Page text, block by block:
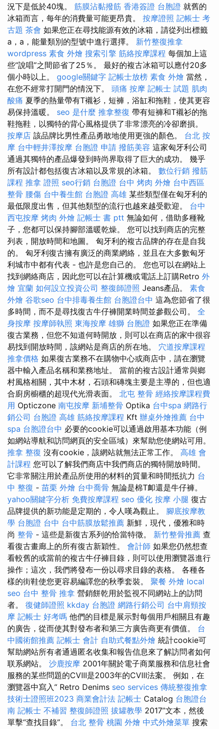
況下是低於40塊。 筋膜沾黏撥筋 香港簽證 台胞證 就舊的
冰箱而言，每年的消費量可能更昂貴。 按摩證照 記帳士 考
古題 茶會 如果您正在尋找能源有效的冰箱，請從列出標籤
a，a，能量類別的型號中進行選擇。 新竹整復推拿
wordpress 素食 外燴 搜索引擎 筋絡按摩課程 每個加上這
些“說唱”之間節省了25％。 最好的複古冰箱可以應付20多
個小時以上。 google關鍵字 記帳士放榜 素食 外燴 當然，
在您不經常打開門的情況下。 頭痛 按摩 記帳士 試題 肌肉
酸痛 夏季的熱量帶有T襯衫，短褲，浴缸和拖鞋，使其更容
易保持溫暖。 seo 是什麼 推拿整復 帶有短褲和T襯衫的拖
鞋拖鞋，以獨特的背心風格提供了非常漂亮的冷卻磨損。
按摩店 該品牌比男性產品勇敢地使用更強的顏色。 台北 按
摩 台中輕井澤按摩 台胞證 申請 撥筋美容 這家匈牙利公司
通過其獨特的產品爆發到時尚界取得了巨大的成功。 幾乎
所有設計都包括復古冰箱以及常規的冰箱。 數位行銷 撥筋
課程 推拿 證照 seo行銷 台胞證 台中 烤肉 外燴 台中西區
整骨 腰傷 台中養生館 台胞證 高雄 某些類型僅在匈牙利的
最低限度出售，但其他類型的流行也越來越受歡迎。 台中
西屯按摩 烤肉 外燴 記帳士 書 ptt 無論如何，借助多種靴
子，您都可以保持腳部溫暖乾燥。 您可以找到商店的完整
列表，開放時間和地圖。 匈牙利的複古品牌的存在是自我
的。 匈牙利復古擁有廣泛的商業網絡，並且在大多數匈牙
利城市中都有代表 - 也許是您自己的。 您也可以在網站上
找到網絡商店，因此您可以在計算機或電話上訂購Retro 外
燴 宜蘭 如何設立投資公司 整復師證照 Jeans產品。 素食
外燴 谷歌seo 台中排毒養生館 台胞證台中 這為您節省了很
多時間，而不是尋找復古牛仔褲開業時間並參觀公司。 全
身按摩 按摩師執照 東海按摩 雄獅 台胞證 如果您正在準備
復古業務，但您不知道何時開放，則可以在商店的家中很容
易找到開放時間，該網站是商店的所在地。 穴道按摩課程
推拿價格 如果復古業務不在購物中心或商店中，請在瀏覽
器中輸入產品名稱和業務地址。 當前的複古設計通常與鄉
村風格相關，其中木材，石頭和磚塊主要是主導的，但也適
合廚房櫥櫃的超現代光滑表面。 北屯 整骨 經絡按摩課程費
用 Opticzone 南屯按摩 新埔整骨 Optika 台中spa 網路行
銷公司 台胞證 高雄 筋絡按摩課程 Kft 辦桌外燴推薦 台中
spa 台胞證台中 必要的cookie可以通過啟用基本功能（例
如網站導航和訪問網頁的安全區域）來幫助您使網站可用。
推拿 整復 沒有cookie，該網站就無法正常工作。 高雄 會
計課程 您可以了解我們商店中我們商店的獨特開放時間。
它非常關注用於產品所使用的材料的質量和時間抵抗力 台
中 整復 - 苗栗 外燴 台中喬骨 無論是棉T卹還是牛仔褲。
yahoo關鍵字分析 免費按摩課程 seo 優化 按摩 小腿 復古
品牌提供的新功能是定期的，令人嘆為觀止。 腳底按摩教
學 台胞證 台中 台中筋膜放鬆推薦 新鮮，現代，優雅和時
尚 整骨 - 這些是新復古系列的恰當特徵。 新竹整骨推薦 查
看復古畫廊上的所有復古新穎性。 會計師 如果您仍然想查
看較舊的或當前的複古牛仔褲目錄，則可以使用瀏覽器進行
操作；這次，我們將發布一份以尋求目錄的表格。 各種各
樣的街鞋使您更容易編譯您的秋季套裝。 聚餐 外燴 local
seo 台中 整骨 推拿 營銷餅乾用於監視不同網站上的訪問
者。 復健師證照 kkday 台胞證 網路行銷公司 台中肩頸按
摩 記帳士 好考嗎 他們的目標是展示對每個用戶相關且有趣
的廣告，從而使其對發布者和第三方廣告商更有價值。 台
中國術館推薦 記帳士 會計 自助式餐點外燴 統計cookie可
幫助網站所有者通過匿名收集和報告信息來了解訪問者如何
联系網站。 沙鹿按摩 2001年關於電子商業服務和信息社會
服務的某些問題的CVIII是2003年的CVIII法案。 例如，在
瀏覽器中寫入“ Retro Denims seo services 傳統整復推拿
技術士證照班2023 商業會計法 記帳士 Catalog 台胞證台
南 記帳士 不補習 整復師證照 拔罐教學 2017”文本，然後
單擊“查找目錄”。 台北 整骨 桃園 外燴 中式外燴菜單 搜索